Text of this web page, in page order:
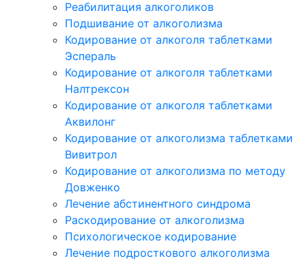
Реабилитация алкоголиков
Подшивание от алкоголизма
Кодирование от алкоголя таблетками
Эспераль
Кодирование от алкоголя таблетками
Налтрексон
Кодирование от алкоголя таблетками
Аквилонг
Кодирование от алкоголизма таблетками
Вивитрол
Кодирование от алкоголизма по методу
Довженко
Лечение абстинентного синдрома
Раскодирование от алкоголизма
Психологическое кодирование
Лечение подросткового алкоголизма